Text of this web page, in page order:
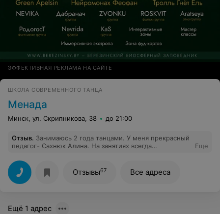
ЭФФЕКТИВНАЯ РЕКЛАМА НА САЙТЕ
ШКОЛА СОВРЕМЕННОГО ТАНЦА
Менада
Минск, ул. Скрипникова, 38 до 21:00
Отзыв. Занимаюсь 2 года танцами. У меня прекрасный
педагог- Сахнюк Алина. На занятиях всегда
с радостью хожу на танцы. Сахнюк Алина всегда
находит общий язык с детьми,ставит крутые номера.
Рекомендую вам Сахнюк Алину!Спасибо вам, вы
прекрасный педагог!
Еще
Отзывы67 Все адреса
Ещё 1 адрес